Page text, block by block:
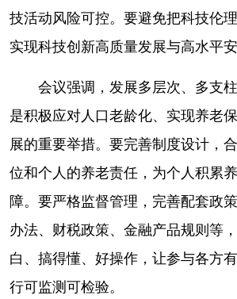
技活动风险可控。要避免把科技伦
实现科技创新高质量发展与高水平
会议强调，发展多层次、多支柱
是积极应对人口老龄化、实现养老
展的重要举措。要完善制度设计，
位和个人的养老责任，为个人积累
障。要严格监督管理，完善配套政
办法、财税政策、金融产品规则等
白、搞得懂、好操作，让参与各方
行可监测可检验。